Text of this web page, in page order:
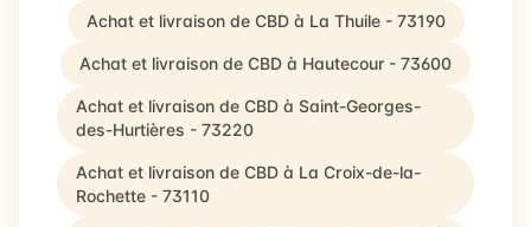
Achat et livraison de CBD à La Thuile - 73190
Achat et livraison de CBD à Hautecour - 73600
Achat et livraison de CBD à Saint-Georges-
des-Hurtières - 73220
Achat et livraison de CBD à La Croix-de-la-
Rochette - 73110